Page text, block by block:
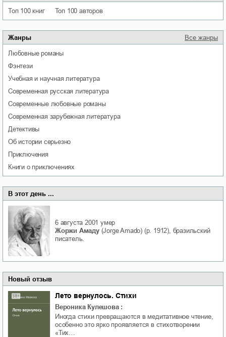
Топ 100 книг Топ 100 авторов
Жанры Все жанры
любовные романы
фэнтези
учебная и научная литература
современная русская литература
современные любовные романы
современная зарубежная литература
детективы
об истории серьезно
приключения
книги о приключениях
В этот день ...
6 августа 2001 умер
Жоржи Амаду(Jorge Amado) (р. 1912), бразильский
писатель.
Новый отзыв
Лето вернулось. Стихи
Вероника Кулешова :
Иногда стихи превращаются в медитативное чтение,
особенно это ярко проявляется в стихотворении
«Тих…